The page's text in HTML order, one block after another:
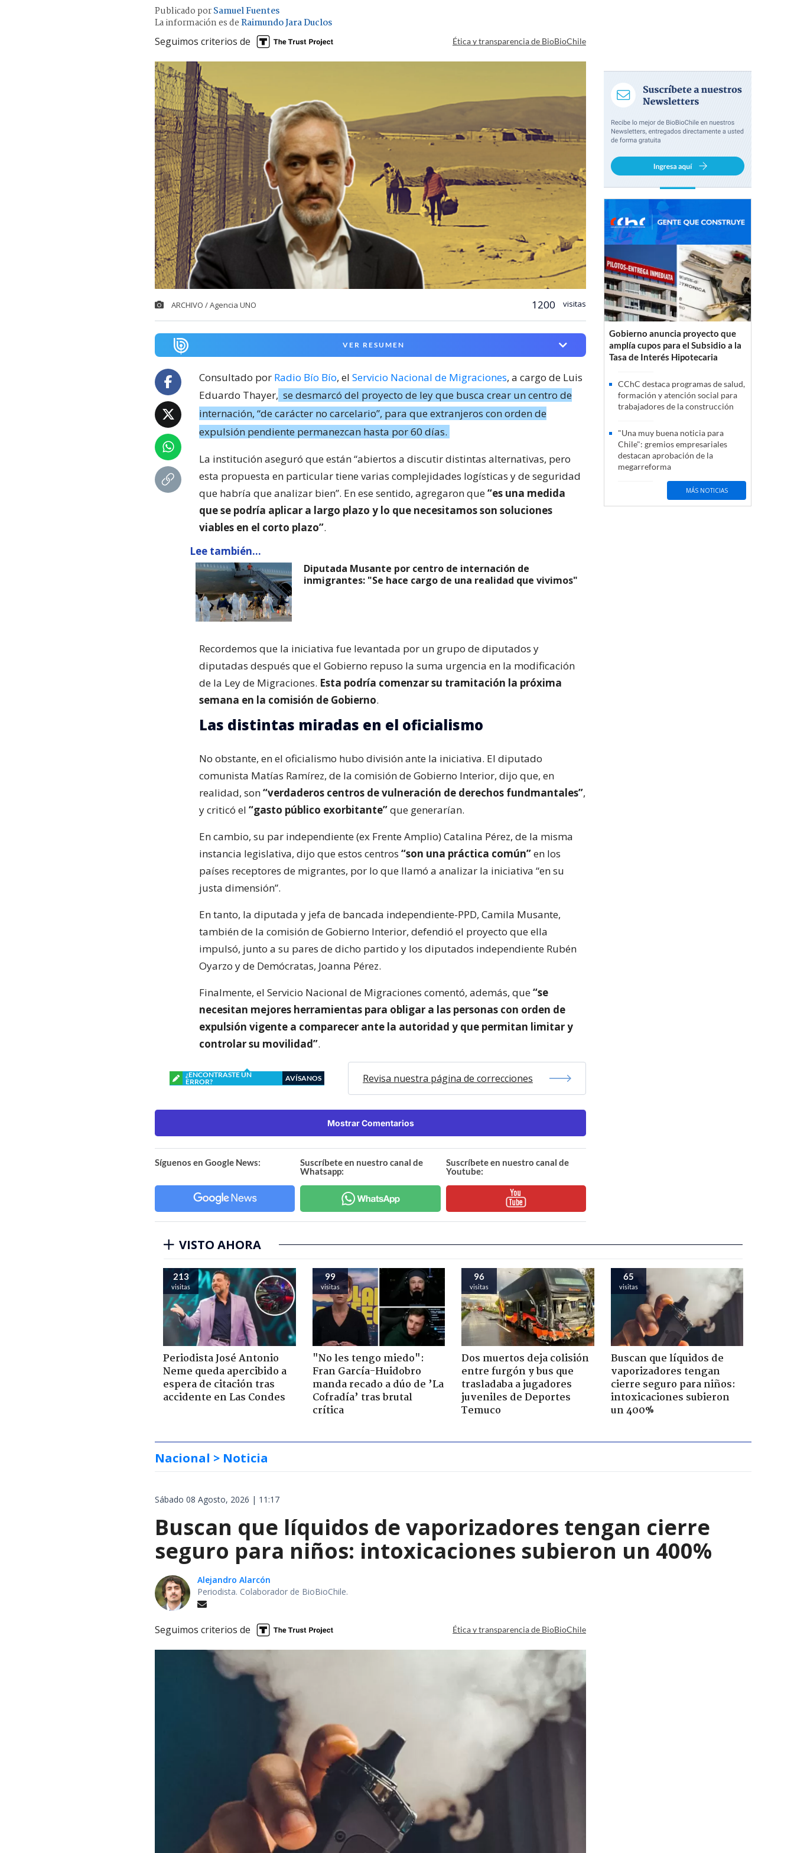
Publicado porSamuel Fuentes
La información es deRaimundo Jara Duclos
Seguimos criterios de Ética y transparencia de BioBioChile
ARCHIVO / Agencia UNO 1200 visitas
VER RESUMEN
Consultado por Radio Bío Bío, el Servicio Nacional de Migraciones, a cargo de Luis
Eduardo Thayer, se desmarcó del proyecto de ley que busca crear un centro de
internación, “de carácter no carcelario”, para que extranjeros con orden de
expulsión pendiente permanezcan hasta por 60 días.
La institución aseguró que están “abiertos a discutir distintas alternativas, pero
esta propuesta en particular tiene varias complejidades logísticas y de seguridad
que habría que analizar bien”. En ese sentido, agregaron que“es una medida
que se podría aplicar a largo plazo y lo que necesitamos son soluciones
viables en el corto plazo”.
Lee también...
Diputada Musante por centro de internación de
inmigrantes: "Se hace cargo de una realidad que vivimos"
Recordemos que la iniciativa fue levantada por un grupo de diputados y
diputadas después que el Gobierno repuso la suma urgencia en la modificación
de la Ley de Migraciones. Esta podría comenzar su tramitación la próxima
semana en la comisión de Gobierno.
Las distintas miradas en el oficialismo
No obstante, en el oficialismo hubo división ante la iniciativa. El diputado
comunista Matías Ramírez, de la comisión de Gobierno Interior, dijo que, en
realidad, son“verdaderos centros de vulneración de derechos fundmantales”,
y criticó el “gasto público exorbitante”que generarían.
En cambio, su par independiente (ex Frente Amplio) Catalina Pérez, de la misma
instancia legislativa, dijo que estos centros “son una práctica común”en los
países receptores de migrantes, por lo que llamó a analizar la iniciativa “en su
justa dimensión”.
En tanto, la diputada y jefa de bancada independiente-PPD, Camila Musante,
también de la comisión de Gobierno Interior, defendió el proyecto que ella
impulsó, junto a su pares de dicho partido y los diputados independiente Rubén
Oyarzo y de Demócratas, Joanna Pérez.
Finalmente, el Servicio Nacional de Migraciones comentó, además, que“se
necesitan mejores herramientas para obligar a las personas con orden de
expulsión vigente a comparecer ante la autoridad y que permitan limitar y
controlar su movilidad”.
¿ENCONTRASTE UN
ERROR?
AVÍSANOS Revisa nuestra página de correcciones
Mostrar Comentarios
Síguenos en Google News:
Suscríbete en nuestro canal de
Whatsapp:
Suscríbete en nuestro canal de
Youtube:
Gobierno anuncia proyecto que
amplía cupos para el Subsidio a la
Tasa de Interés Hipotecaria
CChC destaca programas de salud,
formación y atención social para
trabajadores de la construcción
"Una muy buena noticia para
Chile": gremios empresariales
destacan aprobación de la
megarreforma
MÁS NOTICIAS
VISTO AHORA
213
visitas
Periodista José Antonio
Neme queda apercibido a
espera de citación tras
accidente en Las Condes
99
visitas
"No les tengo miedo":
Fran García-Huidobro
manda recado a dúo de ’La
Cofradía’ tras brutal
crítica
96
visitas
Dos muertos deja colisión
entre furgón y bus que
trasladaba a jugadores
juveniles de Deportes
Temuco
65
visitas
Buscan que líquidos de
vaporizadores tengan
cierre seguro para niños:
intoxicaciones subieron
un 400%
Nacional > Noticia
Sábado 08 Agosto, 2026 | 11:17
Buscan que líquidos de vaporizadores tengan cierre
seguro para niños: intoxicaciones subieron un 400%
Alejandro Alarcón
Periodista. Colaborador de BioBioChile.
Seguimos criterios de Ética y transparencia de BioBioChile